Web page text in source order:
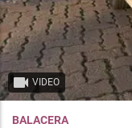
VIDEO
BALACERA